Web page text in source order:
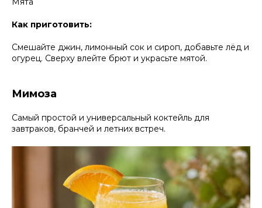
Как приготовить:
Смешайте джин, лимонный сок и сироп, добавьте лёд и
огурец. Сверху влейте брют и украсьте мятой.
Мимоза
Самый простой и универсальный коктейль для
завтраков, бранчей и летних встреч.